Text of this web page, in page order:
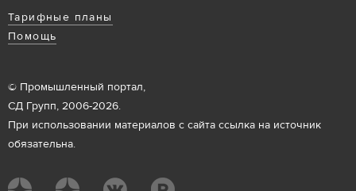
Тарифные планы
Помощь
© Промышленный портал,
СД Групп, 2006-2026.
При использовании материалов с сайта ссылка на источник
обязательна.